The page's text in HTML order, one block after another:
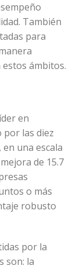
También
para
ámbitos.
en
por las diez
una escala
de 15.7
o más
robusto
por la
son: la